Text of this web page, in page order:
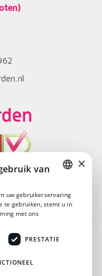
DUTCH
×
van
uw gebruikerservaring
te gebruiken, stemt u in
met ons
PRESTATIE